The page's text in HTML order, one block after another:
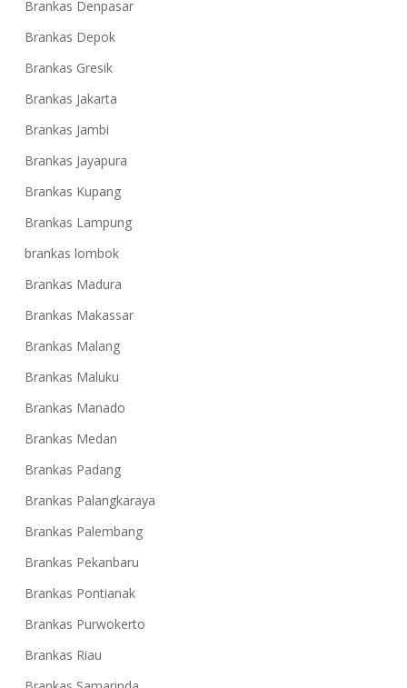
Brankas Denpasar
Brankas Depok
Brankas Gresik
Brankas Jakarta
Brankas Jambi
Brankas Jayapura
Brankas Kupang
Brankas Lampung
brankas lombok
Brankas Madura
Brankas Makassar
Brankas Malang
Brankas Maluku
Brankas Manado
Brankas Medan
Brankas Padang
Brankas Palangkaraya
Brankas Palembang
Brankas Pekanbaru
Brankas Pontianak
Brankas Purwokerto
Brankas Riau